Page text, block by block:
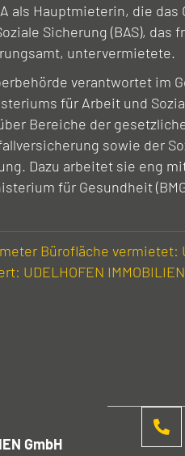
als Hauptmieterin, die das
Sicherung (BAS), das
untervermietete.
verantwortet im
für Arbeit und
Bereiche der
sowie der
Dazu arbeitet sie eng
für Gesundheit
Bürofläche vermietet:
UDELHOFEN
GmbH